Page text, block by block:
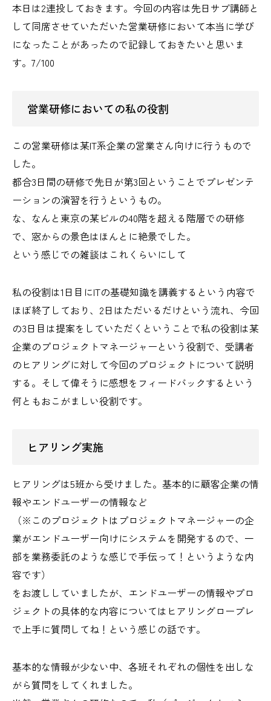
本日は2連投しておきます。今回の内容は先日サブ講師と
して同席させていただいた営業研修において本当に学び
になったことがあったので記録しておきたいと思いま
す。7/100
営業研修においての私の役割
この営業研修は某IT系企業の営業さん向けに行うもので
した。
都合3日間の研修で先日が第3回ということでプレゼンテ
ーションの演習を行うというもの。
な、なんと東京の某ビルの40階を超える階層での研修
で、窓からの景色はほんとに絶景でした。
という感じでの雑談はこれくらいにして
私の役割は1日目にITの基礎知識を講義するという内容で
ほぼ終了しており、2日はただいるだけという流れ、今回
の3日目は提案をしていただくということで私の役割は某
企業のプロジェクトマネージャーという役割で、受講者
のヒアリングに対して今回のプロジェクトについて説明
する。そして偉そうに感想をフィードバックするという
何ともおこがましい役割です。
ヒアリング実施
ヒアリングは5班から受けました。基本的に顧客企業の情
報やエンドユーザーの情報など
（※このプロジェクトはプロジェクトマネージャーの企
業がエンドユーザー向けにシステムを開発するので、一
部を業務委託のような感じで手伝って！というような内
容です）
をお渡ししていましたが、エンドユーザーの情報やプロ
ジェクトの具体的な内容についてはヒアリングロープレ
で上手に質問してね！という感じの話です。
基本的な情報が少ない中、各班それぞれの個性を出しな
がら質問をしてくれました。